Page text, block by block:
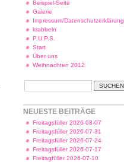
Beispiel-Seite
Galerie
Impressum/Datenschutzerklärung
krabbeln
P.U.P.S.
Start
Über uns
Weihnachten 2012
NEUESTE BEITRÄGE
Freitagsfüller 2026-08-07
Freitagsfüller 2026-07-31
Freitagsfüller 2026-07-24
Freitagsfüller 2026-07-17
Freitagfüller 2026-07-10